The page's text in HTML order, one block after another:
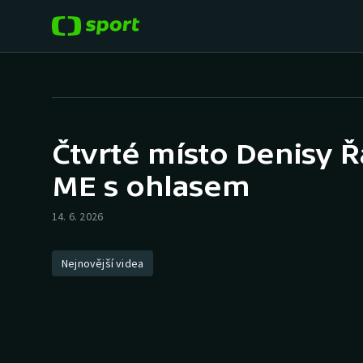
Hokej
Tenis
Cyklistika
Baseball a softbal
Čtvrté místo Denisy
ME s ohlasem
14. 6. 2026
Nejnovější videa